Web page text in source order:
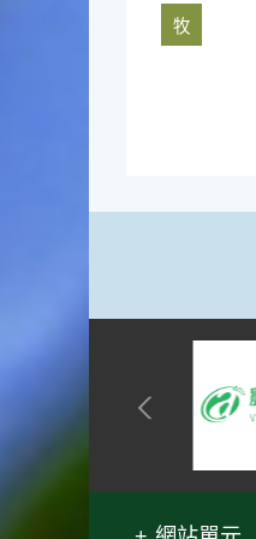
牧